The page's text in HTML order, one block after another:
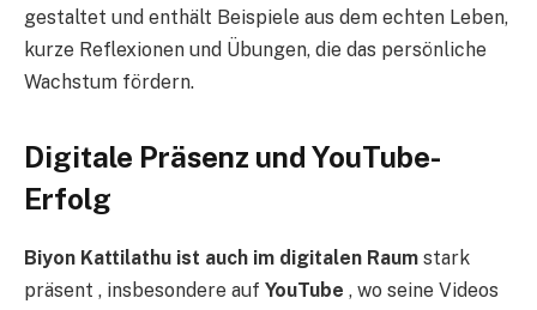
gestaltet und enthält Beispiele aus dem echten Leben,
kurze Reflexionen und Übungen, die das persönliche
Wachstum fördern.
Digitale Präsenz und YouTube-
Erfolg
Biyon Kattilathu ist auch im digitalen Raum stark
präsent , insbesondere auf YouTube , wo seine Videos